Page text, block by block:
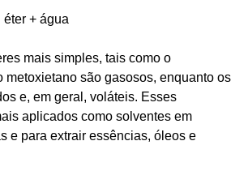
+ água
mais simples, tais como o
metoxietano são gasosos, enquanto os
e, em geral, voláteis. Esses
aplicados como solventes em
e para extrair essências, óleos e